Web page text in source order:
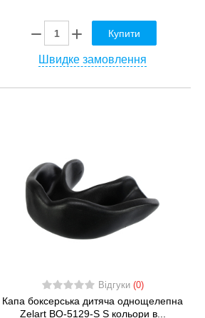
Купити
Швидке замовлення
Відгуки (0)
Капа боксерська дитяча однощелепна
Zelart BO-5129-S S кольори в...